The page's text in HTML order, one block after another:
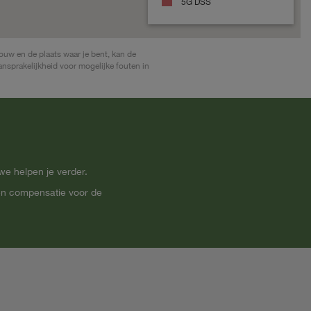
5G DSS
en de plaats waar je bent, kan de
voor mogelijke fouten in
helpen je verder.
compensatie voor de